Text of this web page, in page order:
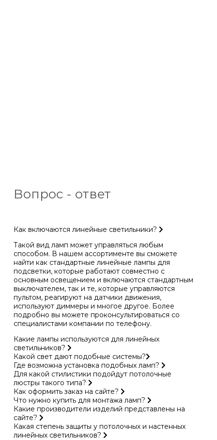
Вопрос - ответ
Как включаются линейные светильники?
Такой вид ламп может управляться любым
способом. В нашем ассортименте вы сможете
найти как стандартные линейные лампы для
подсветки, которые работают совместно с
основным освещением и включаются стандартным
выключателем, так и те, которые управляются
пультом, реагируют на датчики движения,
используют диммеры и многое другое. Более
подробно вы можете проконсультироваться со
специалистами компании по телефону.
Какие лампы используются для линейных
светильников?
Какой свет дают подобные системы?
Где возможна установка подобных ламп?
Для какой стилистики подойдут потолочные
люстры такого типа?
Как оформить заказ на сайте?
Что нужно купить для монтажа ламп?
Какие производители изделий представлены на
сайте?
Какая степень защиты у потолочных и настенных
линейных светильников?